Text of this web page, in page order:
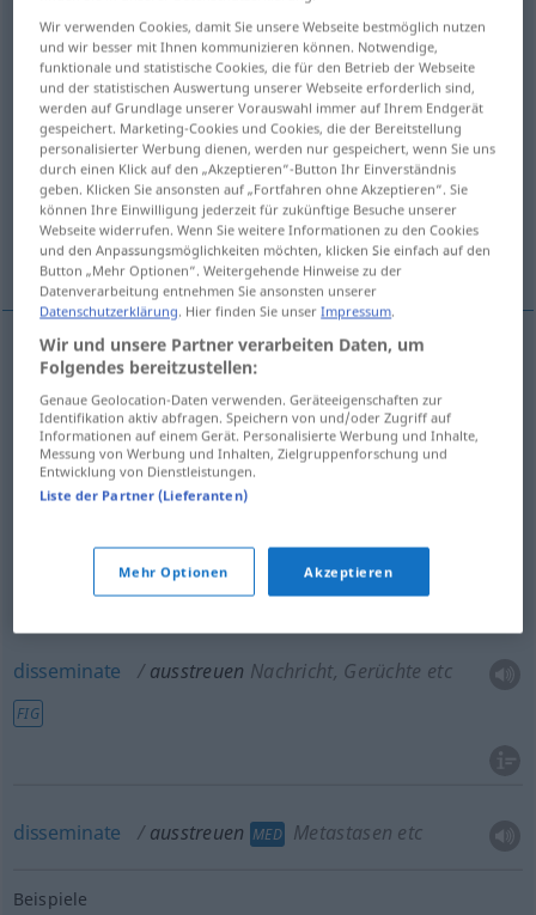
Übersicht aller Übersetzungen
(Für mehr Details die Übersetzung anklicken/antippen)
scatter, spread
spread, circulate, disseminate
disseminate Weitere Beispiele...
scatter ausstreuenFutter, Samen etc
spread ausstreuenFutter, Samen etc
ausstreuenNachricht, Gerüchte etc
disseminate ausstreuen Nachricht, Gerüchte etc
FIG
disseminate ausstreuen MED Metastasen etc
Beispiele
Wir verwenden Cookies, damit Sie unsere Webseite bestmöglich nutzen
und wir besser mit Ihnen kommunizieren können. Notwendige,
funktionale und statistische Cookies, die für den Betrieb der Webseite
und der statistischen Auswertung unserer Webseite erforderlich sind,
werden auf Grundlage unserer Vorauswahl immer auf Ihrem Endgerät
gespeichert. Marketing-Cookies und Cookies, die der Bereitstellung
personalisierter Werbung dienen, werden nur gespeichert, wenn Sie uns
durch einen Klick auf den „Akzeptieren“-Button Ihr Einverständnis
geben. Klicken Sie ansonsten auf „Fortfahren ohne Akzeptieren“. Sie
können Ihre Einwilligung jederzeit für zukünftige Besuche unserer
Webseite widerrufen. Wenn Sie weitere Informationen zu den Cookies
und den Anpassungsmöglichkeiten möchten, klicken Sie einfach auf den
Button „Mehr Optionen“. Weitergehende Hinweise zu der
Datenverarbeitung entnehmen Sie ansonsten unserer
Datenschutzerklärung . Hier finden Sie unserImpressum
Wir und unsere Partner verarbeiten Daten, um
Folgendes bereitzustellen:
Genaue Geolocation-Daten verwenden. Geräteeigenschaften zur
Identifikation aktiv abfragen. Speichern von und/oder Zugriff auf
Informationen auf einem Gerät. Personalisierte Werbung und Inhalte,
Messung von Werbung und Inhalten, Zielgruppenforschung und
Entwicklung von Dienstleistungen.
Liste der Partner (Lieferanten)
Mehr Optionen Akzeptieren